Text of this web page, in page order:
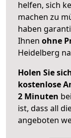
helfen, sich
machen zu
haben
Ihnen ohne
Heidelberg
Holen Sie
kostenlose
2 Minuten
ist, dass all
angeboten